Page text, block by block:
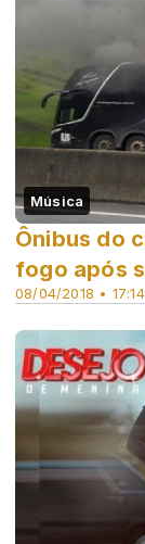
Música
08/04/2018 • 17:14
Ônibus do
fogo após